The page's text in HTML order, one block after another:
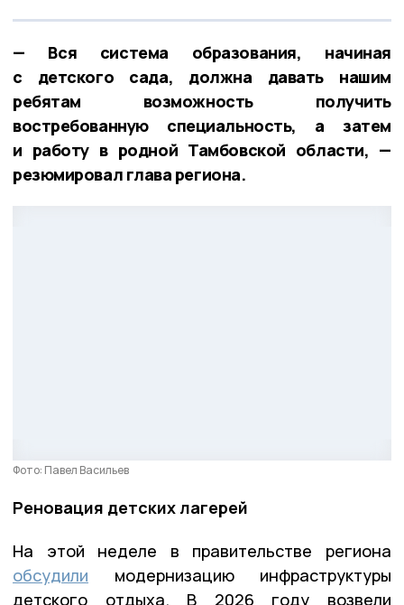
— Вся система образования, начиная
с детского сада, должна давать нашим
ребятам возможность получить
востребованную специальность, а затем
и работу в родной Тамбовской области, —
резюмировал глава региона.
Фото: Павел Васильев
Реновация детских лагерей
На этой неделе в правительстве региона
обсудили модернизацию инфраструктуры
детского отдыха. В 2026 году возвели